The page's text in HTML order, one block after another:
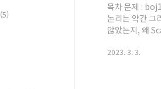
목차 문제 :
논리는 약간 그
않았는지, 왜
백준에서 자바
2023. 3. 3.
(5)